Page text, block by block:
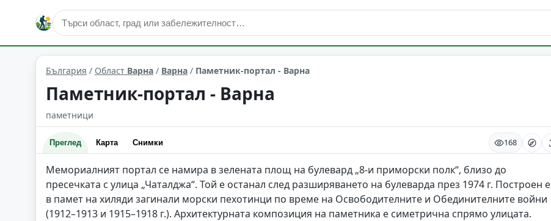
култура и изкуство Варна Област: Варна
България / Област Варна / Варна / Паметник-портал - Варна
Паметник-портал - Варна
паметници
Преглед Карта Снимки 168
Мемориалният портал се намира в зелената площ на булевард „8-и приморски полк“, близо до
пресечката с улица „Чаталджа“. Той е останал след разширяването на булеварда през 1974 г. Построен е
в памет на хиляди загинали морски пехотинци по време на Освободителните и Обединителните войни
(1912–1913 и 1915–1918 г.). Архитектурната композиция на паметника е симетрична спрямо улицата.